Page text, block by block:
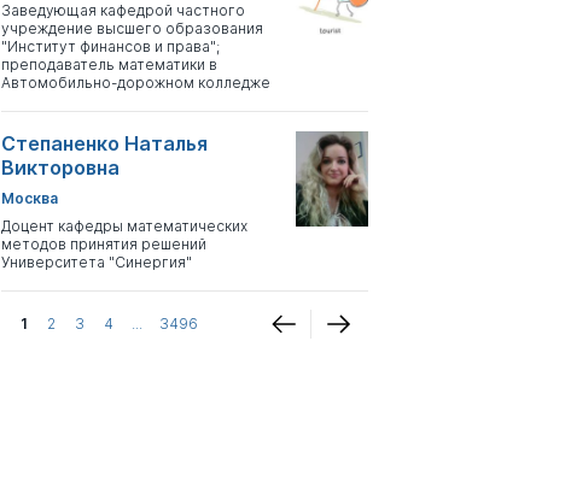
Заведующая кафедрой частного
учреждение высшего образования
"Институт финансов и права";
преподаватель математики в
Автомобильно-дорожном колледже
Степаненко Наталья
Викторовна
Москва
Доцент кафедры математических
методов принятия решений
Университета "Синергия"
1 2 3 4 ... 3496